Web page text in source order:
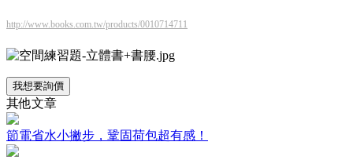
http://www.books.com.tw/products/0010714711
我想要詢價
其他文章
節電省水小撇步，鞏固荷包超有感！